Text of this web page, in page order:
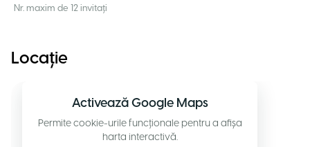
Nr. maxim de 12 invitați
Locație
Activează Google Maps
Permite cookie-urile funcționale pentru a afișa
harta interactivă.